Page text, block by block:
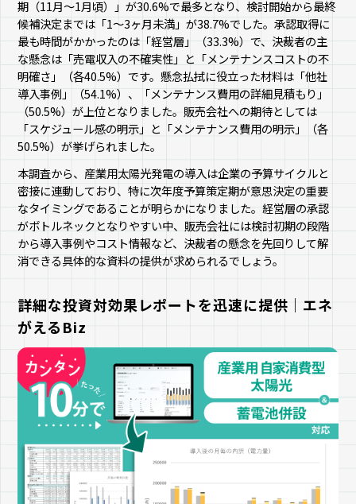
期（11月〜1月頃）」が30.6%で最多となり、検討開始から最終
候補決定までは「1〜3ヶ月未満」が38.7%でした。承認取得に
最も時間がかかったのは「経営層」（33.3%）で、決裁者の主
な懸念は「売電収入の不確実性」と「メンテナンスコストの不
明確さ」（各40.5%）です。懸念払拭に役立った材料は「他社
導入事例」（54.1%）、「メンテナンス費用の詳細見積もり」
（50.5%）が上位となりました。販売会社への期待としては
「スケジュール感の明示」と「メンテナンス費用の明示」（各
50.5%）が挙げられました。
本調査から、産業用太陽光発電の導入は企業の予算サイクルと
密接に連動しており、特に次年度予算策定期が意思決定の重要
なタイミングであることが明らかになりました。経営層の承認
がボトルネックとなりやすい中、販売会社には検討初期の段階
から導入事例やコスト情報など、決裁者の懸念を先回りして解
消できる具体的な資料の提供が求められるでしょう。
詳細な投資対効果レポートを迅速に提供｜エネ
がえるBiz